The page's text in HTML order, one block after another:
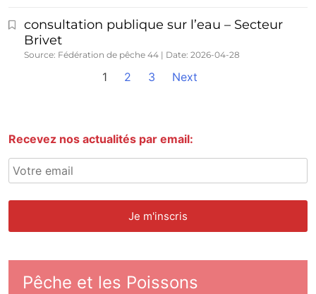
consultation publique sur l’eau – Secteur
Brivet
Source: Fédération de pêche 44 Date: 2026-04-28
1 2 3 Next
Recevez nos actualités par email:
Pêche et les Poissons